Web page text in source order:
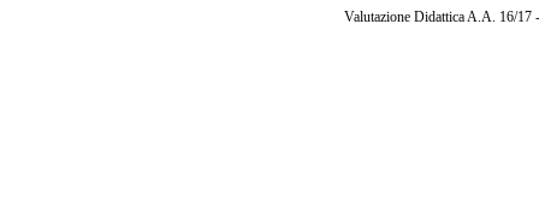
Valutazione Didattica A.A. 16/17